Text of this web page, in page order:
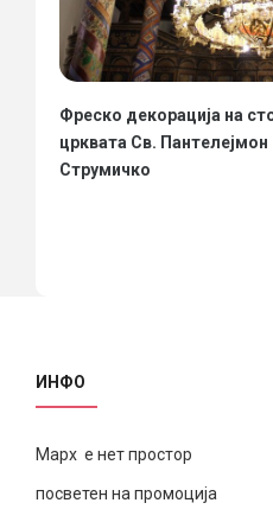
Фреско декорација на
црквата Св.
Струмичко
ИНФО
Марх е нет простор
посветен на промоција